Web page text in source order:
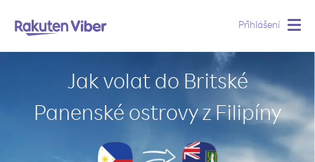
Přihlášení
Jak volat do Britské
Panenské ostrovy z Filipíny